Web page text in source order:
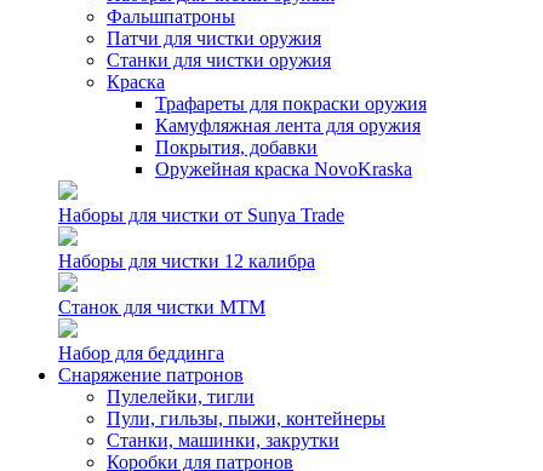
Фальшпатроны
Патчи для чистки оружия
Станки для чистки оружия
Краска
Трафареты для покраски оружия
Камуфляжная лента для оружия
Покрытия, добавки
Оружейная краска NovoKraska
Наборы для чистки от Sunya Trade
Наборы для чистки 12 калибра
Станок для чистки MTM
Набор для беддинга
Снаряжение патронов
Пулелейки, тигли
Пули, гильзы, пыжи, контейнеры
Станки, машинки, закрутки
Коробки для патронов